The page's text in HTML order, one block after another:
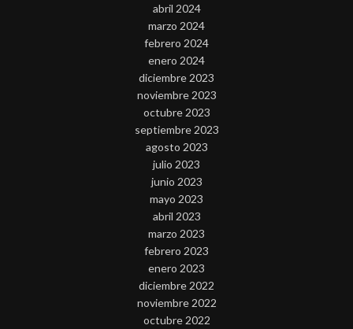
abril 2024
marzo 2024
febrero 2024
enero 2024
diciembre 2023
noviembre 2023
octubre 2023
septiembre 2023
agosto 2023
julio 2023
junio 2023
mayo 2023
abril 2023
marzo 2023
febrero 2023
enero 2023
diciembre 2022
noviembre 2022
octubre 2022